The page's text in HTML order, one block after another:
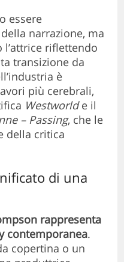
essere
narrazione, ma
l’attrice riflettendo
transizione da
è
più cerebrali,
Westworlde il
– Passing, che le
della critica
di una
rappresenta
contemporanea.
copertina o un